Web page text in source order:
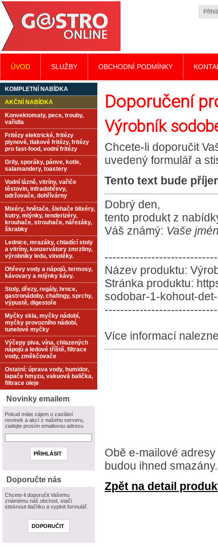
Doporučení
Výrobník
Chcete-li doporučit
uvedený formulář a
Tento text bude
Dobrý den,
tento produkt z
Váš známý: Vaše
Název produktu:
Stránka produktu:
sodobar-1-kohout-
Více informací
Obě e-mailové
budou ihned smazány.
Zpět na detail
KOMPLETNÍ NABÍDKA
AKČNÍ NABÍDKA
Konvektomaty, pece, trouby,
vařidla
Fritézy elektrické, fritézy
plynové, tlakové fritézy, fritézy
pro fast-food, vodní fritézy
Grily, sporáky, pánve, kotle,
salamandery, toastery
Vodní lázně, vitríny, vařiče
těstovin, infradohřevy,
udržovače, dohřívárny
Mixéry, hnětače, šlehače blixéry,
kutry, mlýnky, tenderizéry,
krouhače, strouhače, nářezáky,
škrabky
Lednice, mrazáky, chladící stoly
a vitríny, konzervátory zmrzliny,
výrobníky ledu, vinotéky.
Ohřevy vody a nápojů, termosy,
kávovary a mlýnky kávy.
Stoly, dřezy, regály, hrnce,
gastronádoby, chafingy, sprchy,
výpustě, digestoře
Myčky skla, myčky nádobí,
myčky provozního nádobí,
tunelové myčky
Výčepy piva, vína, chlazených
nápojů a ledové tříště, filtrace
vody, změkčovače
Ostatní: úprava vody, humidor,
lapače hmyzu, vakuová balička,
filtrace oleje
Novinky emailem
Pokud máte zájem o zasílání
novinek a akcí z našeho serveru,
zadejte prosím emailovou adresu.
Doporučte nás
Chcete-li doporučit Vašemu
známému náš obchod, stačí
stisknout tlačítko a vyplnit formulář.
ÚVOD SLUŽBY OBCHODNÍ PODMÍNKY